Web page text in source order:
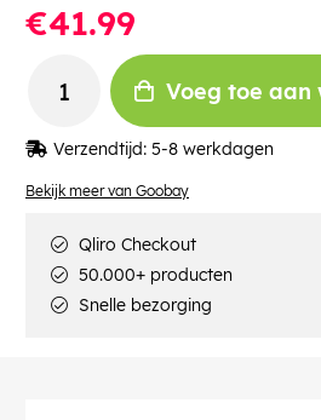
Bekijk meer van Goobay
€41.99
Voeg toe aan
Verzendtijd: 5-8 werkdagen
Qliro Checkout
50.000+ producten
Snelle bezorging